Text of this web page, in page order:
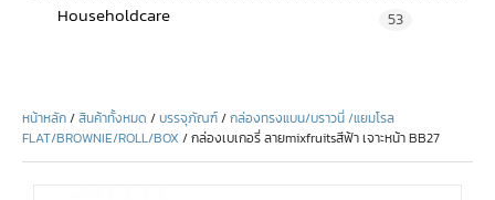
Householdcare 53
หน้าหลัก/สินค้าทั้งหมด /บรรจุภัณฑ์/กล่องทรงแบน/บราวนี่ /แยมโรล
FLAT/BROWNIE/ROLL/BOX / กล่องเบเกอรี่ ลายmixfruitsสีฟ้า เจาะหน้า BB27